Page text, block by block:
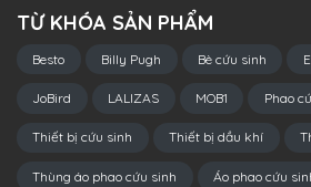
TỪ KHÓA SẢN PHẨM
Besto Billy Pugh Bè cứu sinh
JoBird LALIZAS MOB1 Phao
Thiết bị cứu sinh Thiết bị dầu khí
Thùng áo phao cứu sinh Áo phao cứu